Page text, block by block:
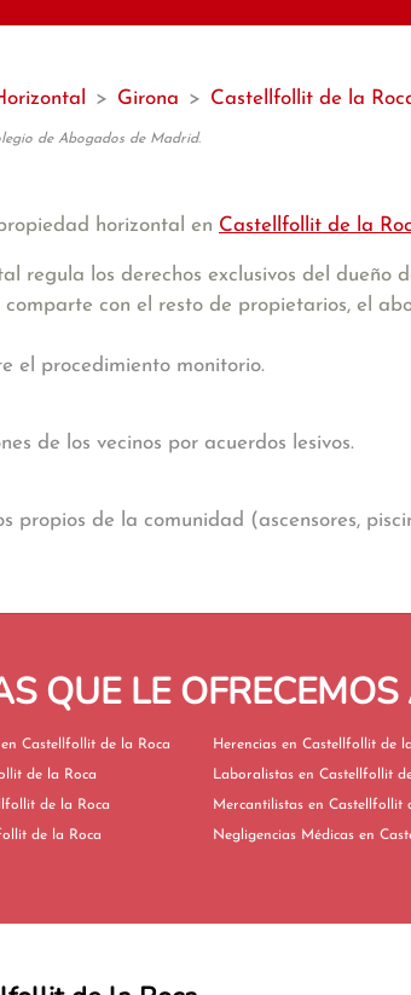
> Girona > Castellfollit de la
de Abogados de Madrid.
horizontal en Castellfollit de la
regula los derechos exclusivos del dueño
con el resto de propietarios, el
el procedimiento monitorio.
de los vecinos por acuerdos lesivos.
propios de la comunidad (ascensores,
QUE LE
Derecho Urbanístico en Castellfollit de la Roca
de la Roca
Castellfollit de la Roca
de la Roca
Herencias en Castellfollit
Laboralistas en
Mercantilistas en
Negligencias